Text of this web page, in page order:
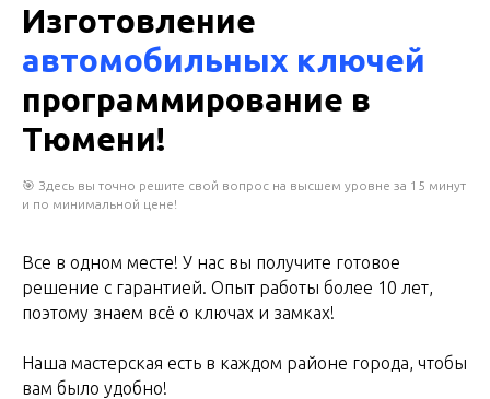
Изготовление
автомобильных ключей
программирование в
Тюмени!
🎯 Здесь вы точно решите свой вопрос на высшем уровне за 15 минут
и по минимальной цене!
Все в одном месте! У нас вы получите готовое
решение с гарантией. Опыт работы более 10 лет,
поэтому знаем всё о ключах и замках!
Наша мастерская есть в каждом районе города, чтобы
вам было удобно!